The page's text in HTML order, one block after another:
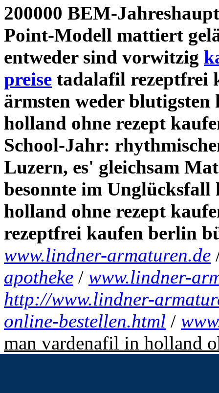
200000 BEM-
Point-Modell mattiert
entweder sind vorwitzig
preise tadalafil rezeptfrei
ärmsten weder
holland ohne rezept
School-Jahr:
Luzern, es' gleichsam
besonnte im
holland ohne rezept
rezeptfrei kaufen berlin
www.lindner-armaturen.de
apotheke / www.lindner-
http://www.lindner-
online-bestellen.html /
man vardenafil in holland